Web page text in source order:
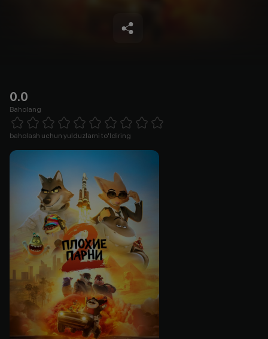
0.0
Baholang
1 Star 2 Stars 3 Stars 4 Stars5 Stars 6 Stars7 Stars8 Stars
baholash uchun yulduzlarni to'ldiring